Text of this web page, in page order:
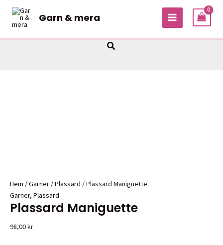
Hoppa
innehåll
Garn & mera
MAIN
Sök
Hem /Garner /Plassard / Plassard Maniguette
Garner, Plassard
Plassard Maniguette
98,00kr